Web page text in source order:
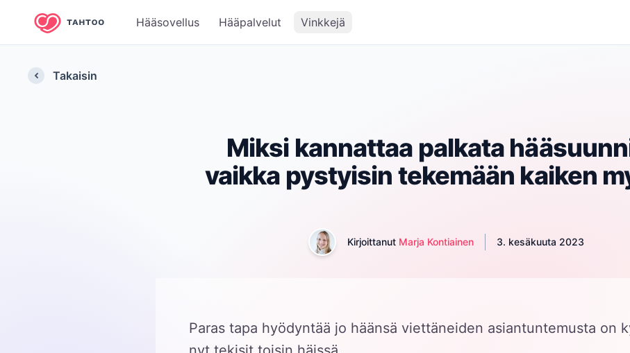
Hääsovellus Hääpalvelut Vinkkejä
Takaisin
Miksi kannattaa palkata
vaikka pystyisin tekemään kaiken
Kirjoittanut Marja Kontiainen 3. kesäkuuta 2023
Paras tapa hyödyntää jo häänsä viettäneiden asiantuntemusta on